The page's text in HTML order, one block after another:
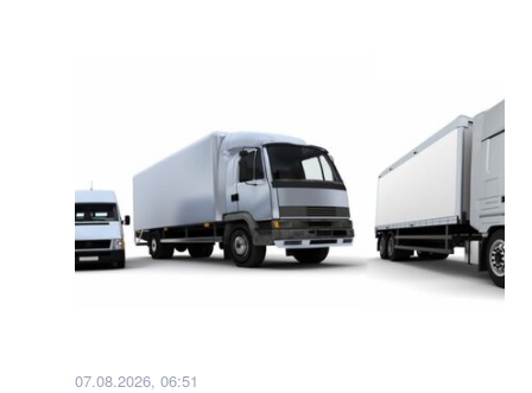
07.08.2026, 06:51